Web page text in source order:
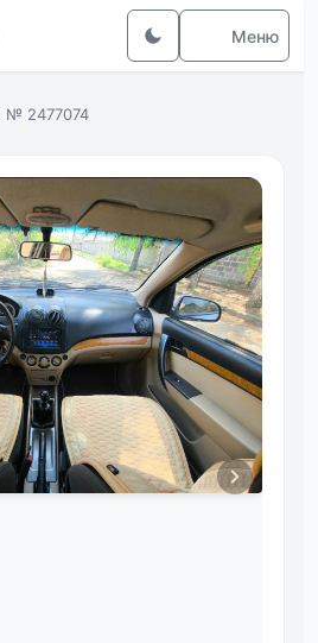
Меню
№ 2477074